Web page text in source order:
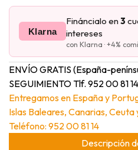
Klarna
Fináncialo en3
intereses
con Klarna · +4%
ENVÍO GRATIS (España-
SEGUIMIENTO Tlf. 952 00 81 14
Entregamos en España y
Islas Baleares, Canarias,
Teléfono: 952 00 81 14
Descripción